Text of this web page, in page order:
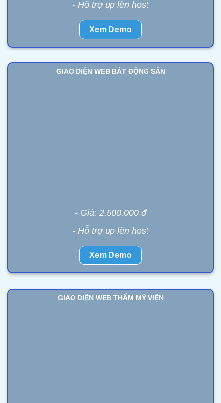
- Hỗ trợ up lên host
Xem Demo
GIAO DIỆN WEB BẤT ĐỘNG SẢN
- Giá: 2.500.000 đ
- Hỗ trợ up lên host
Xem Demo
GIAO DIỆN WEB THẨM MỸ VIỆN